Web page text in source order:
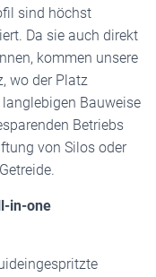
sind höchst
Da sie auch direkt
kommen unsere
wo der Platz
Bauweise
Betriebs
von Silos oder
in-one